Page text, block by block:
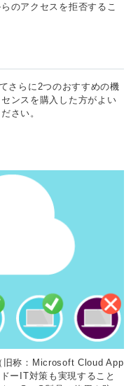
のアクセスを拒否するこ
さらに2つのおすすめの機
ンスを購入した方がよい
さい。
称：Microsoft Cloud App
ーIT対策も実現すること